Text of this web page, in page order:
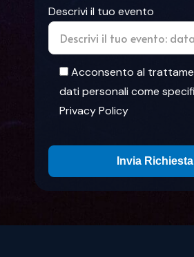
Descrivi il tuo evento
Acconsento al
dati personali come
Privacy Policy